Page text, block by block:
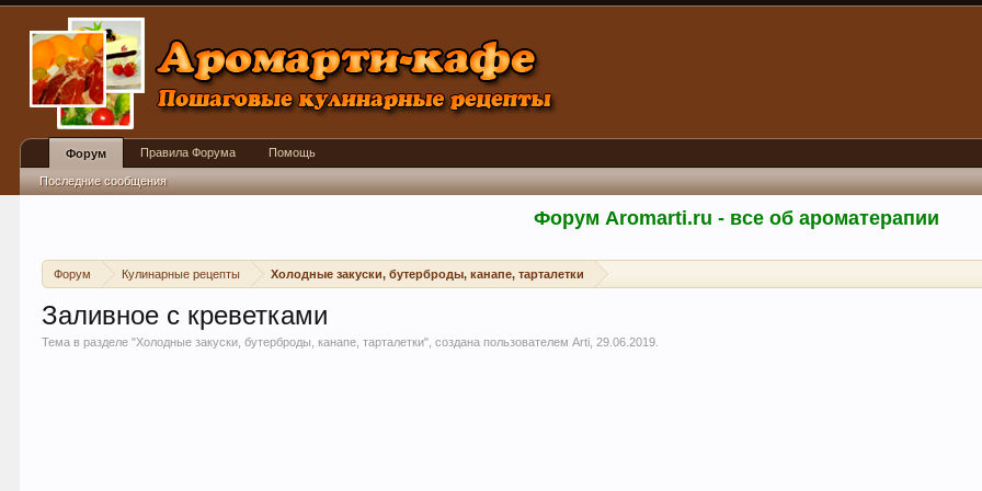
Форум Aromarti.ru - все об ароматерапии
Форум Кулинарные рецепты Холодные закуски, бутерброды, канапе, тарталетки
Заливное с креветками
Тема в разделе "Холодные закуски, бутерброды, канапе, тарталетки", создана пользователемArti ,29.06.2019
Форум
Последние сообщения
Правила Форума Помощь